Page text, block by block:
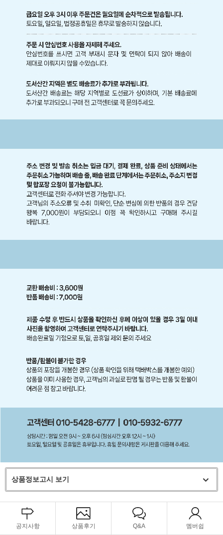
상품정보고시 보기
공지사항 상품후기 Q&A 멤버쉽